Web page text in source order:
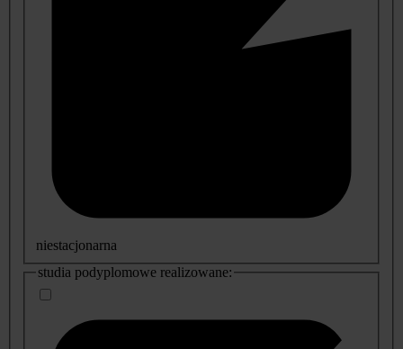
niestacjonarna
studia podyplomowe realizowane: